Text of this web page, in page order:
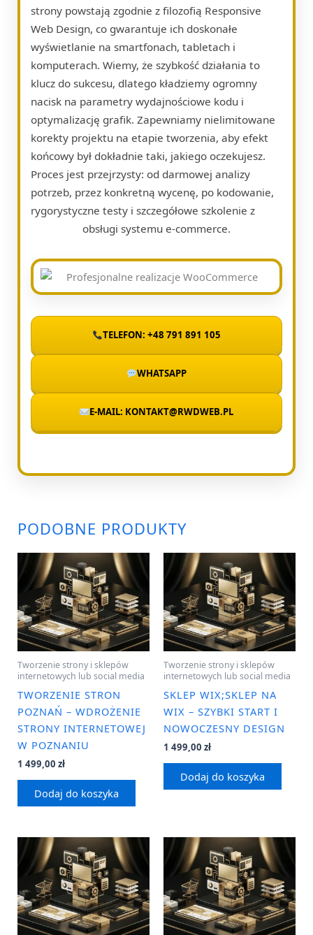
strony powstają zgodnie z filozofią Responsive
Web Design, co gwarantuje ich doskonałe
wyświetlanie na smartfonach, tabletach i
komputerach. Wiemy, że szybkość działania to
klucz do sukcesu, dlatego kładziemy ogromny
nacisk na parametry wydajnościowe kodu i
optymalizację grafik. Zapewniamy nielimitowane
korekty projektu na etapie tworzenia, aby efekt
końcowy był dokładnie taki, jakiego oczekujesz.
Proces jest przejrzysty: od darmowej analizy
potrzeb, przez konkretną wycenę, po kodowanie,
rygorystyczne testy i szczegółowe szkolenie z
obsługi systemu e-commerce.
TELEFON: +48 791 891 105
WHATSAPP
E-MAIL: KONTAKT@RWDWEB.PL
PODOBNE PRODUKTY
Tworzenie strony i sklepów
internetowych lub social media
TWORZENIE STRON
POZNAŃ – WDROŻENIE
STRONY INTERNETOWEJ
W POZNANIU
1 499,00 zł
Dodaj do koszyka
Tworzenie strony i sklepów
internetowych lub social media
SKLEP WIX;SKLEP NA
WIX – SZYBKI START I
NOWOCZESNY DESIGN
1 499,00 zł
Dodaj do koszyka